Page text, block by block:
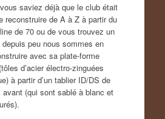
saviez déjà que le club était
reconstruire de A à Z à partir du
de 70 ou de vous trouvez un
peu nous sommes en
avec sa plate-forme
d’acier électro-zinguées
à partir d’un tablier ID/DS de
(qui sont sablé à blanc et